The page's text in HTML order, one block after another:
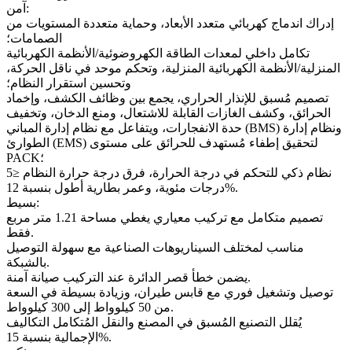
آمن:
إدراك اندماج كهربائي متعدد الأبعاد، وحماية متعددة المستويات من
الصمامات؛
تكامل داخلي لمعدات الطاقة الكهروضوئية/الأنظمة الكهربائية
المنزلية/الأنظمة الكهربائية المنزلية، وتحكم موحد في ناقل الحركة،
وتحسين استقرار النظام؛
تصميم مُسبق للإنذار الحراري، يجمع بين وظائف الكشف، وإخماد
الحرائق، وكشف الغازات القابلة للاشتعال، ومنع الدخان، وتخفيف
حدة الانفجارات، ويتفاعل مع نظام إدارة المباني (BMS) ونظام إدارة
الطوارئ (EMS) لتحقيق إطفاء مُستهدف للحرائق على مستوى
PACK؛
نظام ذكي للتحكم في درجة الحرارة، فرق درجة حرارة النظام ≤5
درجات مئوية، وعمر بطارية أطول بنسبة 12%.
بسيط:
تصميم متكامل مع تركيب معياري يغطي مساحة 1.21 متر مربع
فقط.
مناسب لمختلف السيناريوهات الصناعية مع سهولة التوصيل
بالشبكة.
يضمن خطأ قصر الدائرة عند التركيب صيانة آمنة.
توصيل وتشغيل فوري مع قابس طيران، وزيادة بسيطة في السعة
من 50 كيلوواط إلى 300 كيلوواط.
يُقلل التصنيع المُسبق في المصنع والنقل المُتكامل التكاليف
الإجمالية بنسبة 15%.